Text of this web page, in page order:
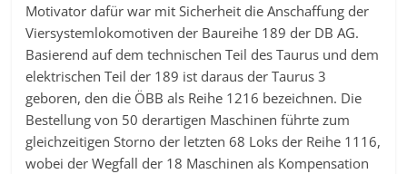
Motivator dafür war mit Sicherheit die Anschaffung der
Viersystemlokomotiven der Baureihe 189 der DB AG.
Basierend auf dem technischen Teil des Taurus und dem
elektrischen Teil der 189 ist daraus der Taurus 3
geboren, den die ÖBB als Reihe 1216 bezeichnen. Die
Bestellung von 50 derartigen Maschinen führte zum
gleichzeitigen Storno der letzten 68 Loks der Reihe 1116,
wobei der Wegfall der 18 Maschinen als Kompensation